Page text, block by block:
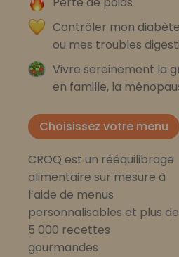
Contrôler mon
ou mes troubles
Vivre sereinement la
en famille, la
Choisissez votre menu
CROQ est un rééquilibrage
alimentaire sur mesure à
l’aide de menus
personnalisables et plus de
5 000 recettes
gourmandes